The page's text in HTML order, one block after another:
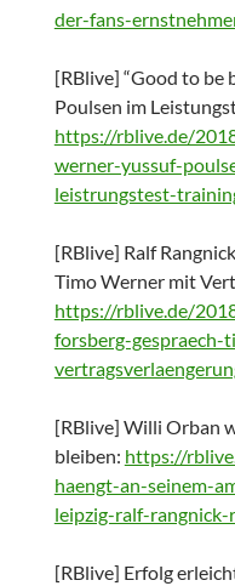
der-fans-
[RBlive] “Good to be
Poulsen im
https://rblive.de/
werner-yussuf-
leistrungstest-
[RBlive] Ralf
Timo Werner mit
https://rblive.de/
forsberg-
[RBlive] Willi Orban
bleiben: https://
haengt-an-seinem-
leipzig-ralf-
[RBlive] Erfolg